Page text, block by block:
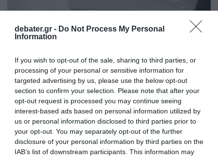
debater.gr - Do Not Process My Personal
Information
If you wish to opt-out of the sale, sharing to third parties, or
processing of your personal or sensitive information for
targeted advertising by us, please use the below opt-out
section to confirm your selection. Please note that after your
opt-out request is processed you may continue seeing
interest-based ads based on personal information utilized by
us or personal information disclosed to third parties prior to
your opt-out. You may separately opt-out of the further
disclosure of your personal information by third parties on the
IAB’s list of downstream participants. This information may
ΔΙΕΘΝΗ
Χωρίς αρνητικό τεστ η είσοδος για τους
ταξιδιώτες στις ΗΠΑ
"Αν προκύψει ανάγκη να επιβληθεί εκ νέου η επίδειξη
τεστ, δεν θα διστάσουμε να δράσουμε"
10.06.2022 - 23:00